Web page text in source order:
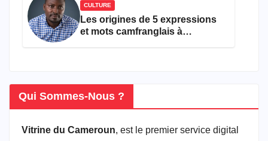
CULTURE
Les origines de 5 expressions
et mots camfranglais à
Qui Sommes-Nous ?
Vitrine du Cameroun, est le premier service digital